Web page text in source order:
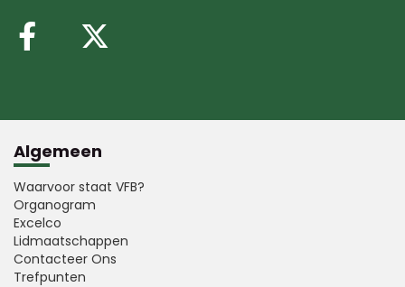
Volg ons op Facebook
Algemeen
Waarvoor staat VFB?
Organogram
Excelco
Lidmaatschappen
Contacteer Ons
Trefpunten